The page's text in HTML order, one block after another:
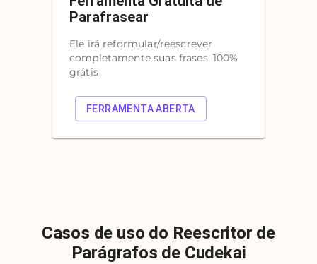
Parafrasear
Ele irá reformular/reescrever
completamente suas frases. 100%
grátis
FERRAMENTA ABERTA
Casos de uso do Reescritor de
Parágrafos de Cudekai